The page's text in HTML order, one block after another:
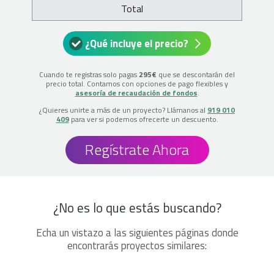
Total
¿Qué incluye el precio?
Cuando te registras solo pagas 295€ que se descontarán del
precio total. Contamos con opciones de pago flexibles y
asesoría de recaudación de fondos.
¿Quieres unirte a más de un proyecto? Llámanos al 919 010
409para ver si podemos ofrecerte un descuento.
Regístrate Ahora
¿No es lo que estás buscando?
Echa un vistazo a las siguientes páginas donde
encontrarás proyectos similares: